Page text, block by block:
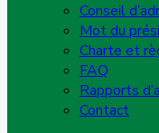
Conseil
Mot du
Charte et
FAQ
Rapports
Contact